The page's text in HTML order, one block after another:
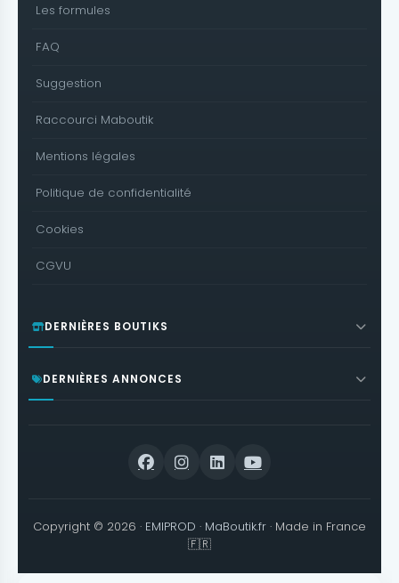
Les formules
FAQ
Suggestion
Raccourci Maboutik
Mentions légales
Politique de confidentialité
Cookies
CGVU
DERNIÈRES BOUTIKS
DERNIÈRES ANNONCES
Copyright © 2026 · EMIPROD · MaBoutik.fr · Made in France
🇫🇷